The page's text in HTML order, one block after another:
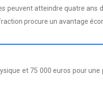
peuvent atteindre quatre ans
procure un avantage
et 75 000 euros pour